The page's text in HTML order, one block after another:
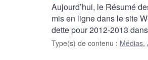
Aujourd’hui, le Résumé
mis en ligne dans le site
dette pour 2012-2013
Type(s) de contenu : Médias,